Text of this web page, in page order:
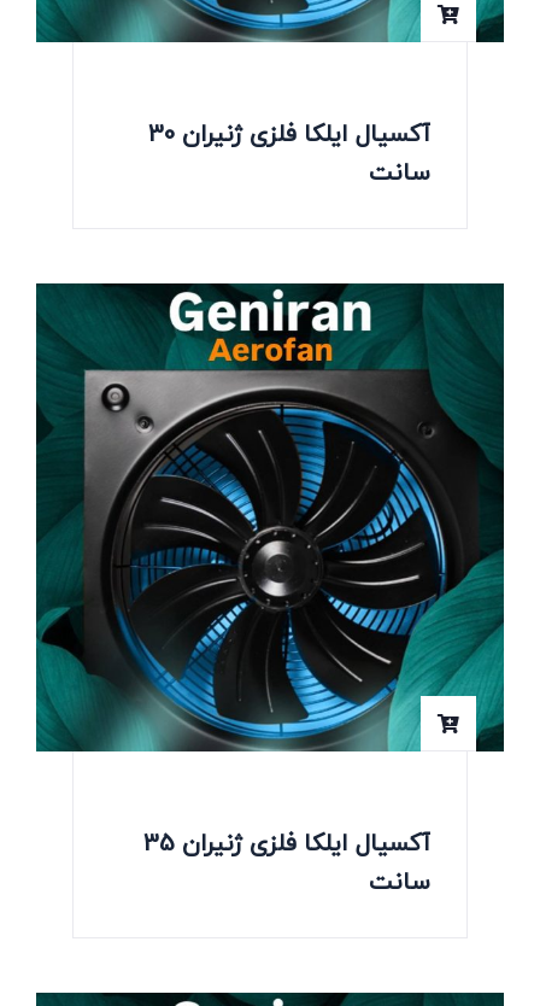
آکسیال ایلکا فلزی ژنیران 30
سانت
آکسیال ایلکا فلزی ژنیران 35
سانت